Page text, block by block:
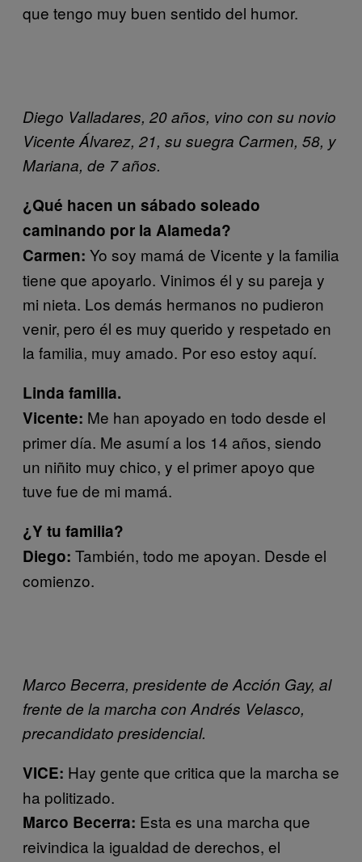
que tengo muy buen sentido del humor.
Diego Valladares, 20 años, vino con su novio
Vicente Álvarez, 21, su suegra Carmen, 58, y
Mariana, de 7 años.
¿Qué hacen un sábado soleado
caminando por la Alameda?
Carmen: Yo soy mamá de Vicente y la familia
tiene que apoyarlo. Vinimos él y su pareja y
mi nieta. Los demás hermanos no pudieron
venir, pero él es muy querido y respetado en
la familia, muy amado. Por eso estoy aquí.
Linda familia.
Vicente: Me han apoyado en todo desde el
primer día. Me asumí a los 14 años, siendo
un niñito muy chico, y el primer apoyo que
tuve fue de mi mamá.
¿Y tu familia?
Diego: También, todo me apoyan. Desde el
comienzo.
Marco Becerra, presidente de Acción Gay, al
frente de la marcha con Andrés Velasco,
precandidato presidencial.
VICE: Hay gente que critica que la marcha se
ha politizado.
Marco Becerra: Esta es una marcha que
reivindica la igualdad de derechos, el